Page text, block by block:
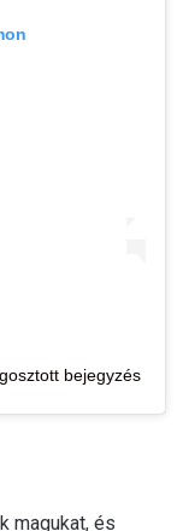
bejegyzés
magukat, és